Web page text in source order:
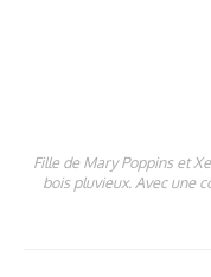
Fille de Mary Poppins et
bois pluvieux. Avec une